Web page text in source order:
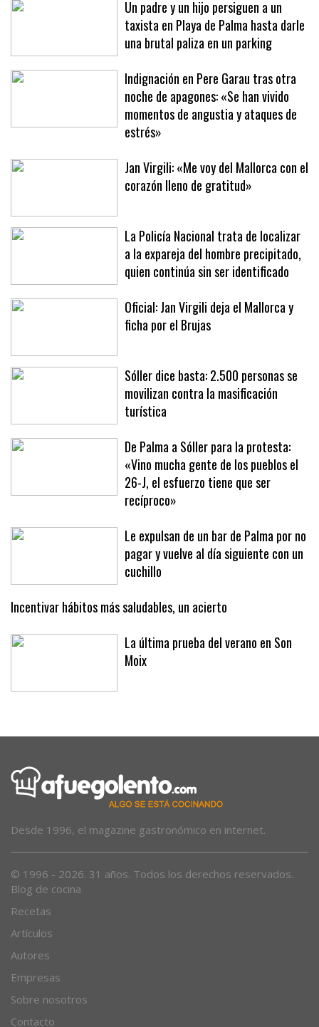
Un padre y un hijo persiguen a un
taxista en Playa de Palma hasta darle
una brutal paliza en un parking
Indignación en Pere Garau tras otra
noche de apagones: «Se han vivido
momentos de angustia y ataques de
estrés»
Jan Virgili: «Me voy del Mallorca con el
La Policía Nacional trata de localizar
a la expareja del hombre precipitado,
quien continúa sin ser identificado
Oficial: Jan Virgili deja el Mallorca y
Sóller dice basta: 2.500 personas se
movilizan contra la masificación
turística
De Palma a Sóller para la protesta:
«Vino mucha gente de los pueblos el
26-J, el esfuerzo tiene que ser
recíproco»
Le expulsan de un bar de Palma por no
pagar y vuelve al día siguiente con un
cuchillo
Incentivar hábitos más saludables, un acierto
La última prueba del verano en Son
Blog de cocina
Recetas
Artículos
Autores
Empresas